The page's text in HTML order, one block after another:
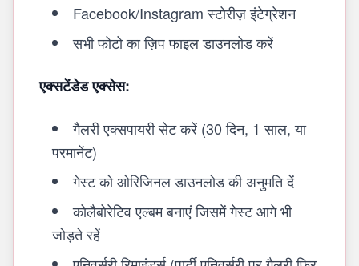
Facebook/Instagram स्टोरीज़ इंटेग्रेशन
सभी फोटो का ज़िप फाइल डाउनलोड करें
एक्सटेंडेड एक्सेस:
गैलरी एक्सपायरी सेट करें (30 दिन, 1 साल, या
परमानेंट)
गेस्ट को ओरिजिनल डाउनलोड की अनुमति दें
कोलैबोरेटिव एल्बम बनाएं जिसमें गेस्ट आगे भी
जोड़ते रहें